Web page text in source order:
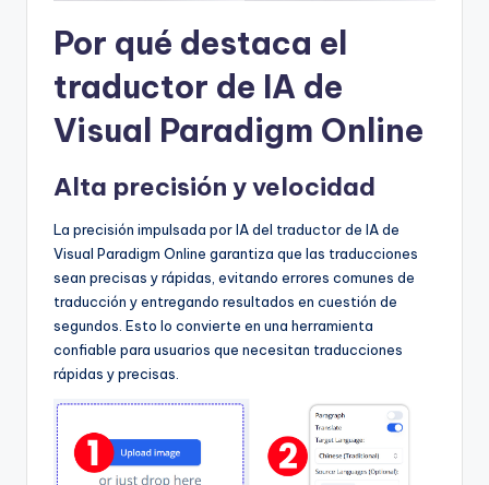
U
Por qué destaca el
traductor de IA de
Visual Paradigm Online
Alta precisión y velocidad
La precisión impulsada por IA del traductor de IA de
Visual Paradigm Online garantiza que las traducciones
sean precisas y rápidas, evitando errores comunes de
traducción y entregando resultados en cuestión de
segundos. Esto lo convierte en una herramienta
confiable para usuarios que necesitan traducciones
rápidas y precisas.